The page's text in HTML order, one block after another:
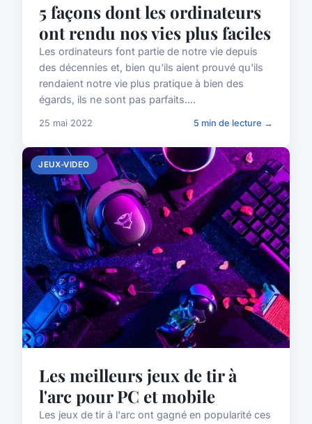
5 façons dont les ordinateurs
ont rendu nos vies plus faciles
Les ordinateurs font partie de notre vie depuis
des décennies et, bien qu'ils aient prouvé qu'ils
rendaient notre vie plus pratique à bien des
égards, ils ne sont pas parfaits....
25 mai 2022 5 min de lecture →
JEUX-VIDEO
Les meilleurs jeux de tir à
l'arc pour PC et mobile
Les jeux de tir à l'arc ont gagné en popularité ces